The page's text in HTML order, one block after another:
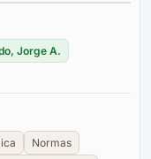
Jorge A.
Normas